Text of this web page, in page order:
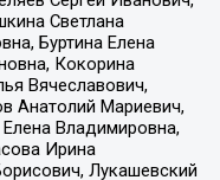
Светлана
Буртина Елена
Кокорина
Вячеславович,
Анатолий Мариевич,
Владимировна,
Ирина
Лукашевский